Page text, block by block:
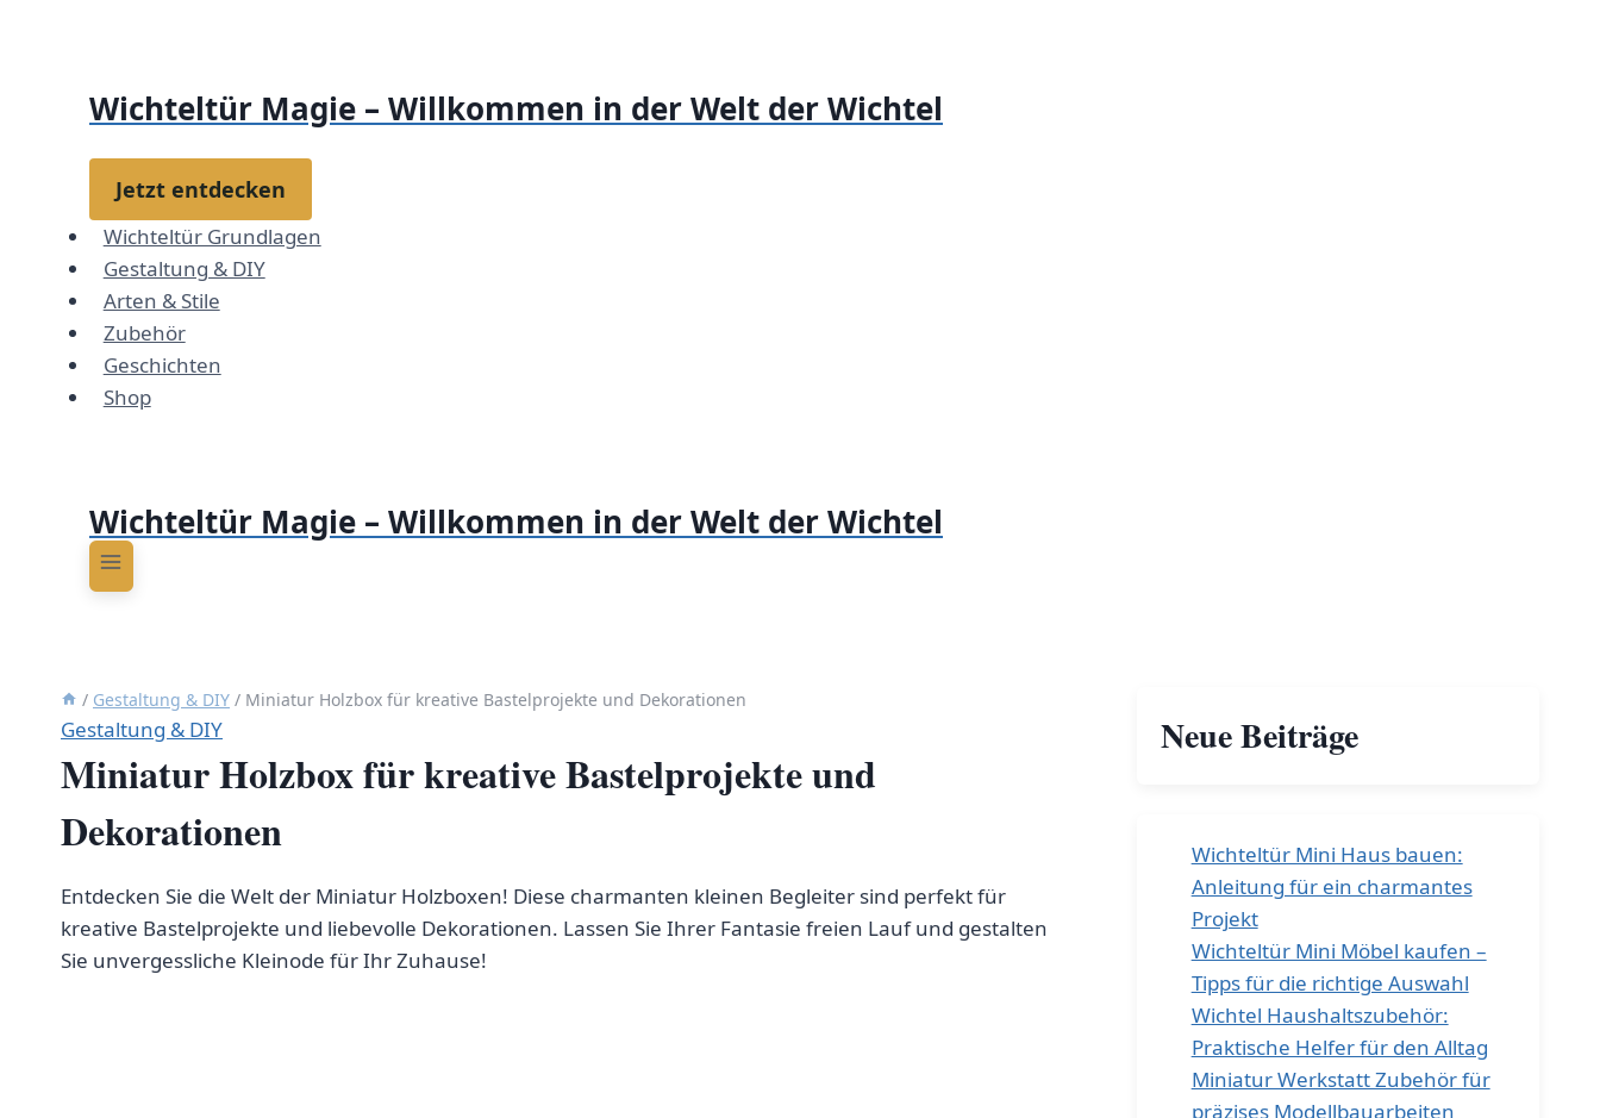
Wichteltür Magie – Willkommen in der Welt der Wichtel
Jetzt entdecken
Wichteltür Grundlagen
Gestaltung & DIY
Arten & Stile
Zubehör
Geschichten
Shop
Wichteltür Magie – Willkommen in der Welt der Wichtel
/ Gestaltung & DIY / Miniatur Holzbox für kreative Bastelprojekte und Dekorationen
Gestaltung & DIY
Miniatur Holzbox für kreative Bastelprojekte und
Dekorationen
Entdecken Sie die Welt der Miniatur Holzboxen! Diese charmanten kleinen Begleiter sind perfekt für
kreative Bastelprojekte und liebevolle Dekorationen. Lassen Sie Ihrer Fantasie freien Lauf und gestalten
Sie unvergessliche Kleinode für Ihr Zuhause!
Neue Beiträge
Wichteltür Mini Haus bauen:
Anleitung für ein charmantes
Projekt
Wichteltür Mini Möbel kaufen –
Tipps für die richtige Auswahl
Wichtel Haushaltszubehör:
Praktische Helfer für den Alltag
Miniatur Werkstatt Zubehör für
präzises Modellbauarbeiten